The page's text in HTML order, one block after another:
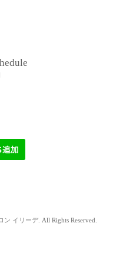
ン イリーデ. All Rights Reserved.